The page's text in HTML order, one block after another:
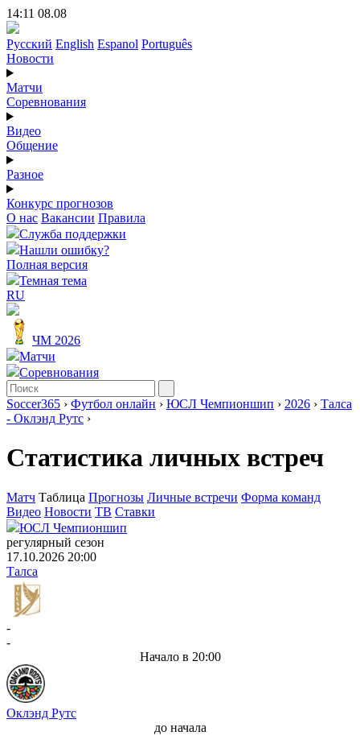
14:11 08.08
Русский English Espanol Português
Новости
Матчи
Соревнования
Видео
Общение
Разное
Конкурс прогнозов
О нас Вакансии Правила
Служба поддержки
Нашли ошибку?
Полная версия
Темная тема
RU
ЧМ 2026
Матчи
Соревнования
Soccer365 › Футбол онлайн › ЮСЛ Чемпионшип › 2026 › Талса
- Оклэнд Рутс ›
Статистика личных встреч
Матч Таблица Прогнозы Личные встречи Форма команд
Видео Новости ТВ Ставки
ЮСЛ Чемпионшип
регулярный сезон
17.10.2026 20:00
Талса
-
-
Начало в 20:00
Оклэнд Рутс
до начала